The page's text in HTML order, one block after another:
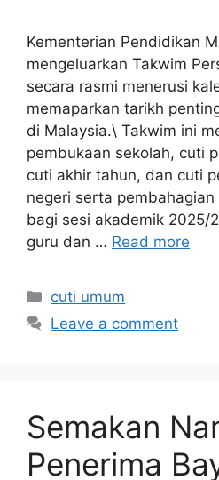
Kementerian Pendidikan
mengeluarkan Takwim
secara rasmi menerusi
memaparkan tarikh
di Malaysia.\ Takwim ini
pembukaan sekolah, cuti
cuti akhir tahun, dan cuti
negeri serta
bagi sesi akademik 2025/
guru dan … Read more
Categories
cuti umum
Leave a comment
Semakan
Penerima